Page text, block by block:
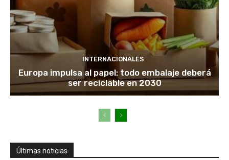
INTERNACIONALES
Europa impulsa al papel: todo embalaje deberá
ser reciclable en 2030
Últimas noticias